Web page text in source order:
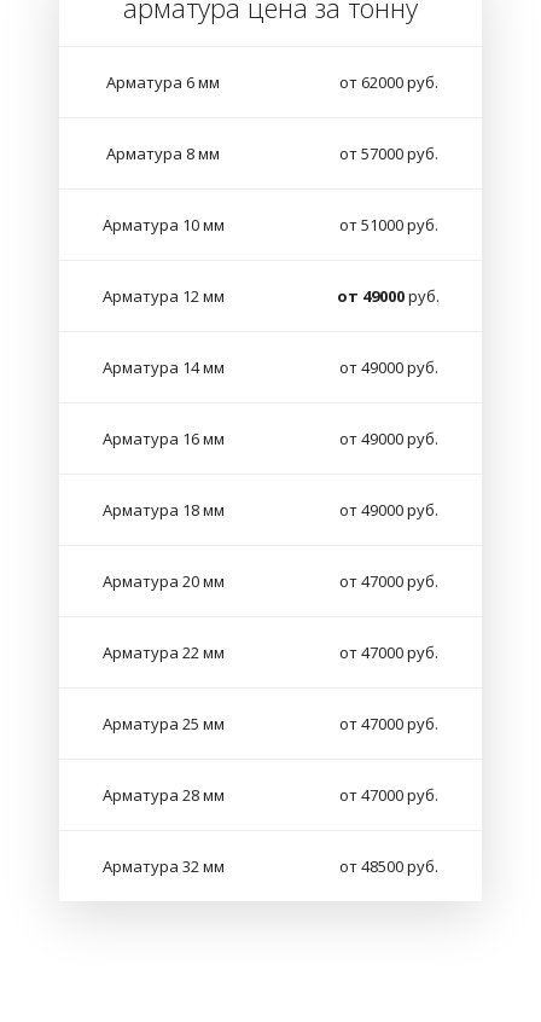
арматура цена за тонну
Арматура 6 мм от 62000 руб.
Арматура 8 мм от 57000 руб.
Арматура 10 мм от 51000 руб.
Арматура 12 мм от 49000руб.
Арматура 14 мм от 49000 руб.
Арматура 16 мм от 49000 руб.
Арматура 18 мм от 49000 руб.
Арматура 20 мм от 47000 руб.
Арматура 22 мм от 47000 руб.
Арматура 25 мм от 47000 руб.
Арматура 28 мм от 47000 руб.
Арматура 32 мм от 48500 руб.